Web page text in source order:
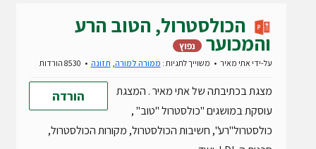
הכולסטרול, הטוב הרע
והמכוער נפוץ
על-ידי אתי מאיר משוייך לתגיות : ממורה למורה, תזונה
הורדה
מצגת בכתיבתה של אתי מאיר . המצגת
עוסקת במושגים "כולסטרול "טוב" ,
כולסטרול"רע", חשיבות הכולסטרול, מקורות הכולסטרול,